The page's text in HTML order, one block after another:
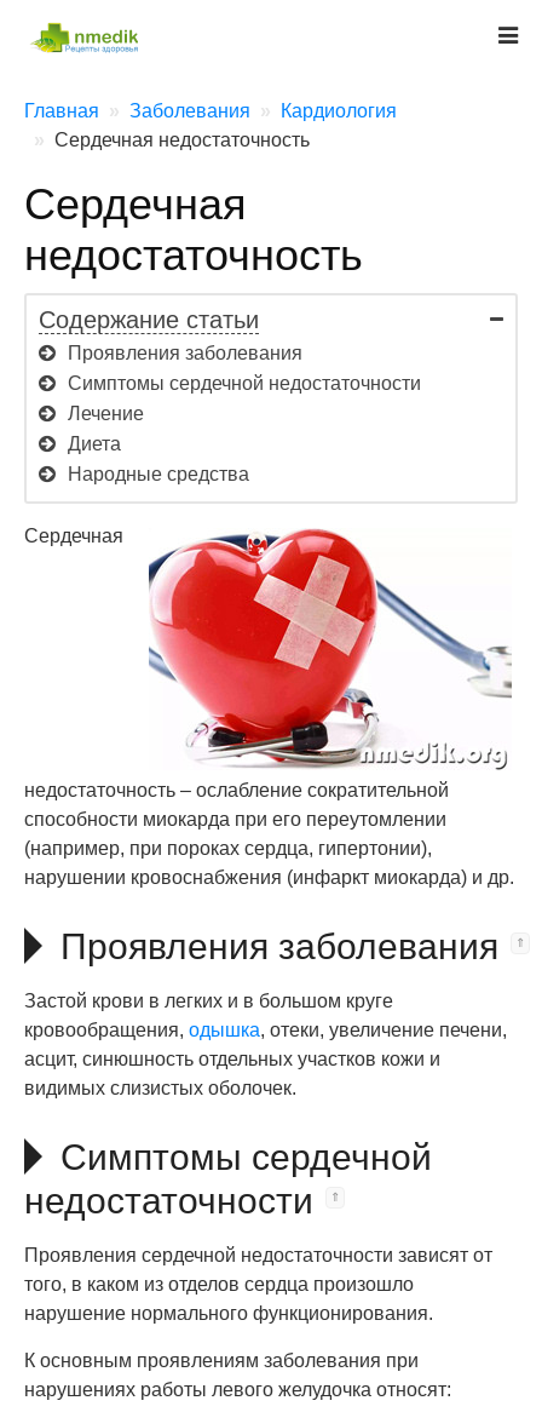
Главная Заболевания
Кардиология
Сердечная недостаточность
Сердечная
недостаточность
Содержание статьи
Проявления заболевания
Симптомы сердечной недостаточности
Лечение
Диета
Народные средства
Сердечная
недостаточность – ослабление сократительной
способности миокарда при его переутомлении
(например, при пороках сердца, гипертонии),
нарушении кровоснабжения (инфаркт миокарда) и др.
Проявления заболевания
Застой крови в легких и в большом круге
кровообращения, одышка, отеки, увеличение печени,
асцит, синюшность отдельных участков кожи и
видимых слизистых оболочек.
Симптомы сердечной
недостаточности
Проявления сердечной недостаточности зависят от
того, в каком из отделов сердца произошло
нарушение нормального функционирования.
К основным проявлениям заболевания при
нарушениях работы левого желудочка относят: